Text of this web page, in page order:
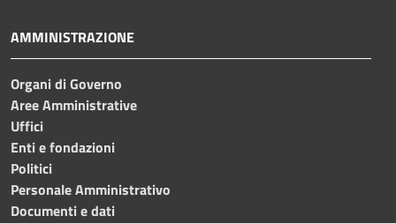
AMMINISTRAZIONE
Organi di Governo
Aree Amministrative
Uffici
Enti e fondazioni
Politici
Personale Amministrativo
Documenti e dati